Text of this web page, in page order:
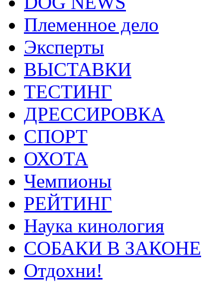
Племенное дело
Эксперты
ВЫСТАВКИ
ТЕСТИНГ
ДРЕССИРОВКА
СПОРТ
ОХОТА
Чемпионы
РЕЙТИНГ
Наука кинология
СОБАКИ В ЗАКОНЕ
Отдохни!